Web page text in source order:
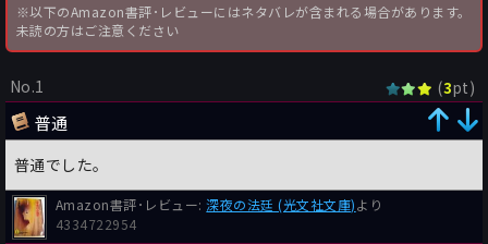
※以下のAmazon書評･レビューにはネタバレが含まれる場合があります。
未読の方はご注意ください
No.1 (3pt)
普通
普通でした。
Amazon書評･レビュー:深夜の法廷 (光文社文庫)より
4334722954